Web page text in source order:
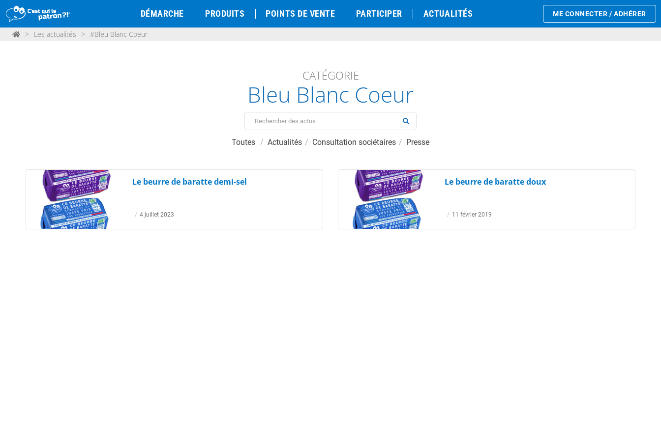
DÉMARCHE PRODUITS POINTS DE VENTE PARTICIPER ACTUALITÉS ME CONNECTER / ADHÉRER
> Les actualités > #Bleu Blanc Coeur
CATÉGORIE
Bleu Blanc Coeur
Toutes Actualités Consultation sociétaires Presse
Le beurre de baratte demi-sel
/ 4 juillet 2023
Le beurre de baratte doux
/ 11 février 2019